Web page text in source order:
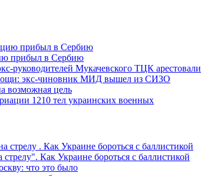
прибыл в Сербию
руководителей Мукачевского ТЦК арестовали
экс-чиновник МИД вышел из СИЗО
возможная цель
1210 тел украинских военных
Как Украине бороться с баллистикой